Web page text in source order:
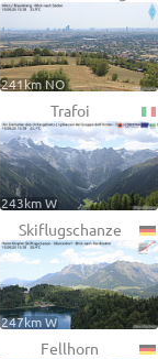
241km NO
Trafoi
243km W
Skiflugschanze
247km W
Fellhorn